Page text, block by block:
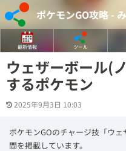
ポケモンGO攻略 -
最新情報 ツール
ウェザーボール(
するポケモン
2025年9月3日 10:03
ポケモンGOのチャージ技「ウ
間を掲載しています。